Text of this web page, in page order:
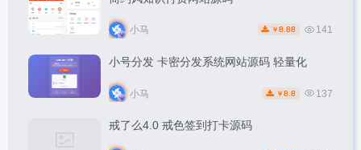
小马 ￥ 8.88 141
小号分发 卡密分发系统网站源码 轻量化
小马 ￥ 8.8 137
戒了么4.0 戒色签到打卡源码